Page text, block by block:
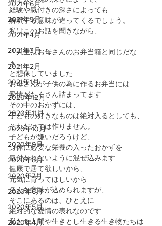
2021年6月
2021年5月
2021年4月
2021年3月
2021年2月
2021年1月
2020年12月
2020年11月
2020年10月
2020年9月
2020年8月
2020年7月
2020年6月
2020年5月
2020年4月
経験や氣付きの深さによっても
解釈する意味が違ってくるでしょう。
私はこのお話を聞きながら、
「人生はお母さんのお弁当箱と同じだな
ぁ。」
と想像していました
お母さんが子供の為に作るお弁当には
愛情がたくさん詰まってます
その中のおかずには、
子どもの好きなものは絶対入るとしても、
それだけでは作りません。
子どもが嫌いだろうけど、
身体に必要な栄養の入ったおかずを
氣付かれないように混ぜ込みます
健康で居て欲しいから、
元気に育ってほしいから
色んな意味が込められますが、
そこにあるのは、ひとえに
絶対的な愛情の表れなのです
私たち人間や生きとし生きる生き物たちは